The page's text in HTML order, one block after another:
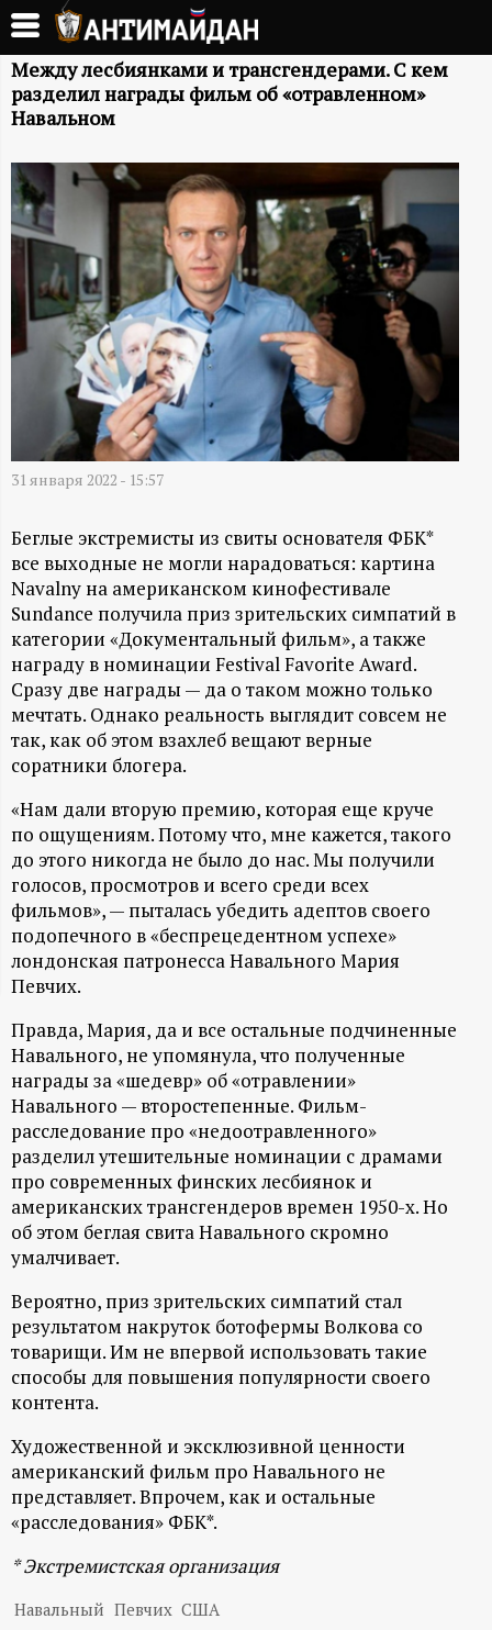
Перейти
основному
содержанию
А
Н
Т
И
М
А
А
Н
-
и
н
ф
о
р
м
а
ц
и
о
н
н
ы
й
п
о
р
т
а
Между лесбиянками и трансгендерами. С кем
разделил награды фильм об «отравленном»
Навальном
31 января 2022 - 15:57
Беглые экстремисты из свиты основателя ФБК*
все выходные не могли нарадоваться: картина
Navalny на американском кинофестивале
Sundance получила приз зрительских симпатий в
категории «Документальный фильм», а также
награду в номинации Festival Favorite Award.
Сразу две награды — да о таком можно только
мечтать. Однако реальность выглядит совсем не
так, как об этом взахлеб вещают верные
соратники блогера.
«Нам дали вторую премию, которая еще круче
по ощущениям. Потому что, мне кажется, такого
до этого никогда не было до нас. Мы получили
голосов, просмотров и всего среди всех
фильмов», — пыталась убедить адептов своего
подопечного в «беспрецедентном успехе»
лондонская патронесса Навального Мария
Певчих.
Правда, Мария, да и все остальные подчиненные
Навального, не упомянула, что полученные
награды за «шедевр» об «отравлении»
Навального — второстепенные. Фильм-
расследование про «недоотравленного»
разделил утешительные номинации с драмами
про современных финских лесбиянок и
американских трансгендеров времен 1950-х. Но
об этом беглая свита Навального скромно
умалчивает.
Вероятно, приз зрительских симпатий стал
результатом накруток ботофермы Волкова со
товарищи. Им не впервой использовать такие
способы для повышения популярности своего
контента.
Художественной и эксклюзивной ценности
американский фильм про Навального не
представляет. Впрочем, как и остальные
«расследования» ФБК*.
* Экстремистская организация
Навальный Певчих США